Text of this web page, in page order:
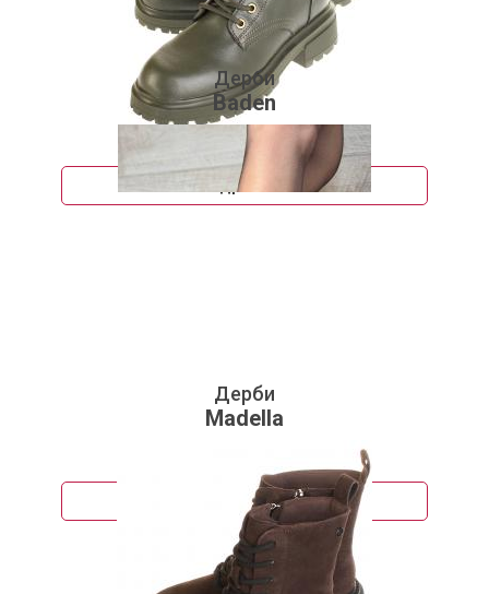
Дерби
Baden
5 960 руб.
Подробнее
Дерби
Madella
Подробнее